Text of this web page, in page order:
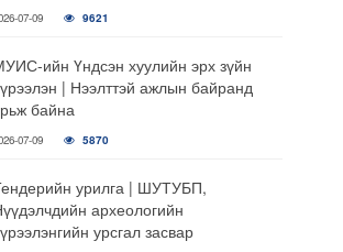
07-09 9621
ийн Үндсэн хуулийн эрх зүйн
| Нээлттэй ажлын байранд
байна
07-09 5870
урилга | ШУТУБП,
археологийн
урсгал засвар